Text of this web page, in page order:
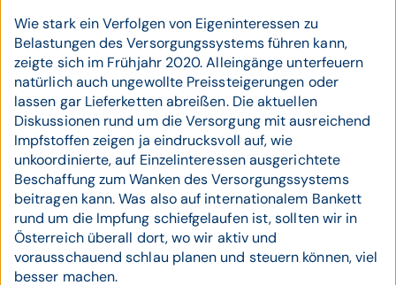
Wie stark ein Verfolgen von Eigeninteressen zu
Belastungen des Versorgungssystems führen kann,
zeigte sich im Frühjahr 2020. Alleingänge unterfeuern
natürlich auch ungewollte Preissteigerungen oder
lassen gar Lieferketten abreißen. Die aktuellen
Diskussionen rund um die Versorgung mit ausreichend
Impfstoffen zeigen ja eindrucksvoll auf, wie
unkoordinierte, auf Einzelinteressen ausgerichtete
Beschaffung zum Wanken des Versorgungssystems
beitragen kann. Was also auf internationalem Bankett
rund um die Impfung schiefgelaufen ist, sollten wir in
Österreich überall dort, wo wir aktiv und
vorausschauend schlau planen und steuern können, viel
besser machen.